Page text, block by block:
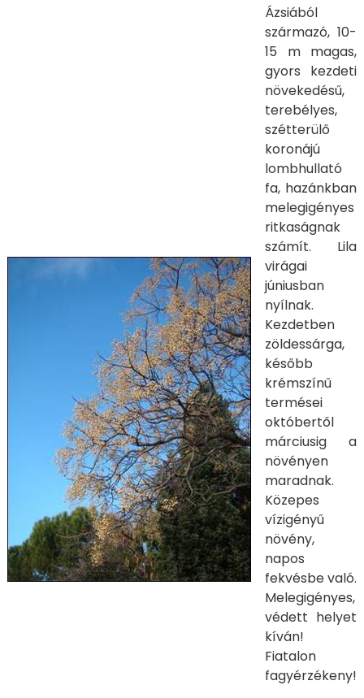
Ázsiából
származó, 10-
15 m magas,
gyors kezdeti
növekedésű,
terebélyes,
szétterülő
koronájú
lombhullató
fa, hazánkban
melegigényes
rit­ka­ságnak
számít. Lila
virágai
júniusban
nyíl­nak.
Kezdetben
zöldessárga,
később
krém­színű
termései
októbertől
márciusig a
növényen
maradnak.
Közepes
vízigényű
növény,
napos
fekvésbe való.
Melegigényes,
védett helyet
kíván!
Fiatalon
fagyérzékeny!